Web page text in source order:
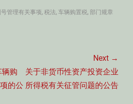
管理有关事项, 税法, 车辆购置税, 部门规章
购
的公
Next →
Next
post:
关于非货币性资产投资企业
所得税有关征管问题的公告